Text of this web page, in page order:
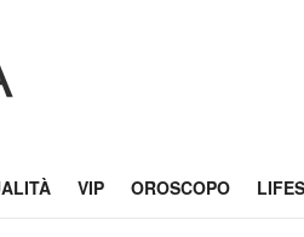
VIP OROSCOPO